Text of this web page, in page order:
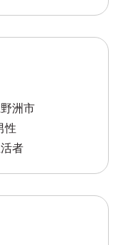
洲市
性
者